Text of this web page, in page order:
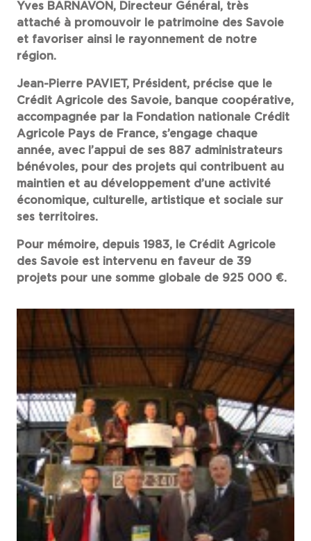
Yves BARNAVON, Directeur Général, très
attaché à promouvoir le patrimoine des Savoie
et favoriser ainsi le rayonnement de notre
région.
Jean-Pierre PAVIET, Président, précise que le
Crédit Agricole des Savoie, banque coopérative,
accompagnée par la Fondation nationale Crédit
Agricole Pays de France, s’engage chaque
année, avec l’appui de ses 887 administrateurs
bénévoles, pour des projets qui contribuent au
maintien et au développement d’une activité
économique, culturelle, artistique et sociale sur
ses territoires.
Pour mémoire, depuis 1983, le Crédit Agricole
des Savoie est intervenu en faveur de 39
projets pour une somme globale de 925 000 €.